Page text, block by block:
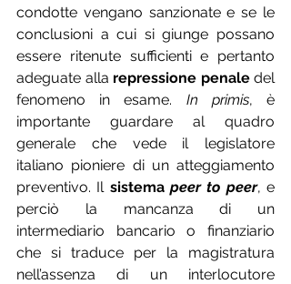
condotte vengano sanzionate e se le
conclusioni a cui si giunge possano
essere ritenute sufficienti e pertanto
adeguate alla repressione penale del
fenomeno in esame. In primis, è
importante guardare al quadro
generale che vede il legislatore
italiano pioniere di un atteggiamento
preventivo. Il sistema peer to peer, e
perciò la mancanza di un
intermediario bancario o finanziario
che si traduce per la magistratura
nell’assenza di un interlocutore